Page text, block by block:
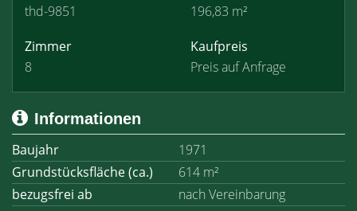
thd-9851
196,83 m²
Zimmer
8
Kaufpreis
Preis auf Anfrage
Informationen
Baujahr
1971
Grundstücksfläche (ca.)
614 m²
bezugsfrei ab
nach Vereinbarung